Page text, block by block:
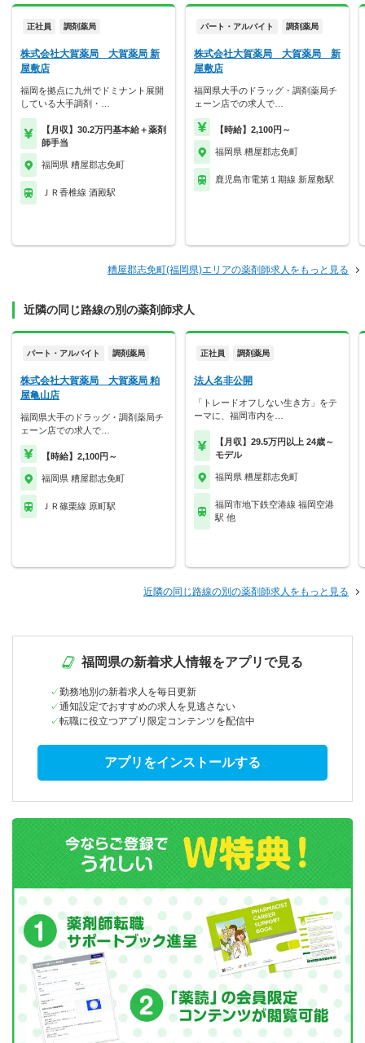
正社員 調剤薬局
株式会社大賀薬局 大賀薬局 新
屋敷店
福岡を拠点に九州でドミナント展開
している大手調剤・…
【月収】30.2万円基本給＋薬剤
師手当
福岡県 糟屋郡志免町
ＪＲ香椎線 酒殿駅
パート・アルバイト 調剤薬局
株式会社大賀薬局 大賀薬局 新
屋敷店
福岡県大手のドラッグ・調剤薬局チ
ェーン店での求人で…
【時給】2,100円～
福岡県 糟屋郡志免町
鹿児島市電第１期線 新屋敷駅
糟屋郡志免町(福岡県)エリアの薬剤師求人をもっと見る
近隣の同じ路線の別の薬剤師求人
パート・アルバイト 調剤薬局
株式会社大賀薬局 大賀薬局 粕
屋亀山店
福岡県大手のドラッグ・調剤薬局チ
ェーン店での求人で…
【時給】2,100円～
福岡県 糟屋郡志免町
ＪＲ篠栗線 原町駅
正社員 調剤薬局
法人名非公開
「トレードオフしない生き方」をテ
ーマに、福岡市内を…
【月収】29.5万円以上 24歳～
モデル
福岡県 糟屋郡志免町
福岡市地下鉄空港線 福岡空港
駅 他
近隣の同じ路線の別の薬剤師求人をもっと見る
福岡県の新着求人情報をアプリで見る
勤務地別の新着求人を毎日更新
通知設定でおすすめの求人を見逃さない
転職に役立つアプリ限定コンテンツを配信中
アプリをインストールする